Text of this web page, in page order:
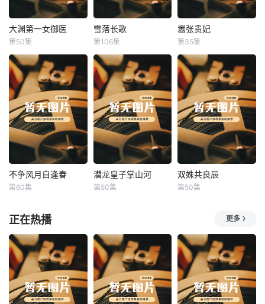
大渊第一女御医
大渊第一女御医
第50集
雪落长歌
雪落长歌
第106集
嚣张贵妃
嚣张贵妃
第35集
不争风月自逢春
不争风月自逢春
第60集
潜龙皇子掌山河
潜龙皇子掌山河
第50集
双姝共良辰
双姝共良辰
第50集
正在热播 更多